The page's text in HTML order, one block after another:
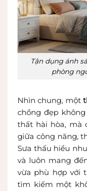
Tận dụng ánh
phòng
Nhìn chung, một
chồng đẹp
thất hài hòa, mà
giữa công năng,
Sưa thấu hiểu
và luôn mang
vừa phù hợp với
tìm kiếm một